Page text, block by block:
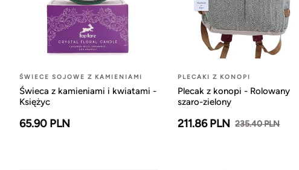
ŚWIECE SOJOWE Z KAMIENIAMI
Świeca z kamieniami i kwiatami -
Księżyc
65.90 PLN
PLECAKI Z KONOPI
Plecak z konopi - Rolowany
szaro-zielony
211.86 PLN 235.40 PLN